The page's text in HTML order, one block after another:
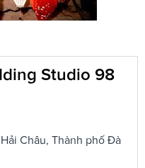
Studio 98
Châu, Thành phố Đà